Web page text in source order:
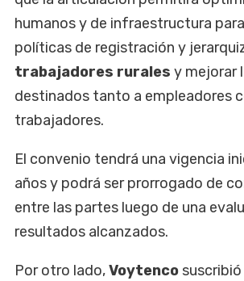
humanos y de infraestructura
políticas de registración y
trabajadores rurales y mejorar
destinados tanto a empleadores
trabajadores.
El convenio tendrá una vigencia
años y podrá ser prorrogado de
entre las partes luego de una
resultados alcanzados.
Por otro lado,Voytenco